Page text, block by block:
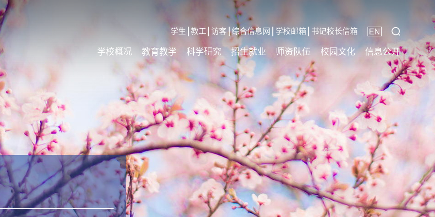
学生 教工 访客 综合信息网 学校邮箱 书记校长信箱 EN
学校概况 教育教学 科学研究 招生就业 师资队伍 校园文化 信息公开